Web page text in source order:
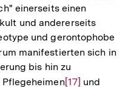
Fußnote
der
Fußnote
einerseits einen
und andererseits
und gerontophobe
manifestierten sich in
bis hin zu
Zur
[17] und